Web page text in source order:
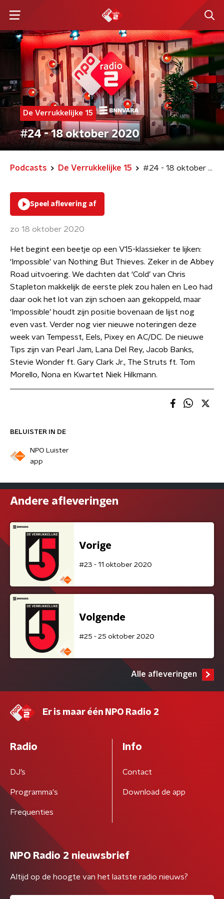
De Verrukkelijke 15
#24 - 18 oktober 2020
Podcasts De Verrukkelijke 15 #24 - 18 oktober 2020
BELUISTER IN DE
NPO Luister
app
Speel aflevering af
zo 18 oktober 2020
Het begint een beetje op een V15-klassieker te lijken:
‘Impossible’ van Nothing But Thieves. Zeker in de Abbey
Road uitvoering. We dachten dat ‘Cold’ van Chris
Stapleton makkelijk de eerste plek zou halen en Leo had
daar ook het lot van zijn schoen aan gekoppeld, maar
‘Impossible’ houdt zijn positie bovenaan de lijst nog
even vast. Verder nog vier nieuwe noteringen deze
week van Tempesst, Eels, Pixey en AC/DC. De nieuwe
Tips zijn van Pearl Jam, Lana Del Rey, Jacob Banks,
Stevie Wonder ft. Gary Clark Jr., The Struts ft. Tom
Morello, Nona en Kwartet Niek Hilkmann.
Andere afleveringen
Vorige
#23 - 11 oktober 2020
Volgende
#25 - 25 oktober 2020
Alle afleveringen
Er is maar één NPO Radio 2
Radio
DJ’s
Programma's
Frequenties
Info
Contact
Download de app
NPO Radio 2 nieuwsbrief
Altijd op de hoogte van het laatste radio nieuws?